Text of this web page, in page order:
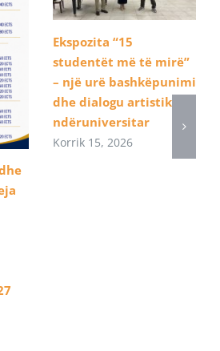
Ekspozita “15
studentët më të mirë”
– një urë bashkëpunimi
dhe dialogu artistik
ndëruniversitar
Korrik 15, 2026